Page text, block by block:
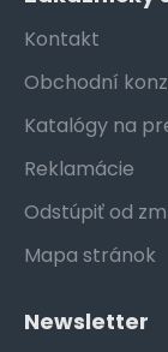
Kontakt
Obchodní
Katalógy na
Reklamácie
Odstúpiť od
Mapa stránok
Newsletter